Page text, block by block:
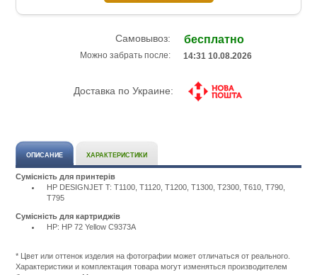
Самовывоз: бесплатно
Можно забрать после: 14:31 10.08.2026
Доставка по Украине:
ОПИСАНИЕ ХАРАКТЕРИСТИКИ
Сумісність для принтерів
HP DESIGNJET T: T1100, T1120, T1200, T1300, T2300, T610, T790,
T795
Сумісність для картриджів
HP: HP 72 Yellow C9373A
rashodnye-
materialy/5258-
* Цвет или оттенок изделия на фотографии может отличаться от реального.
Характеристики и комплектация товара могут изменяться производителем